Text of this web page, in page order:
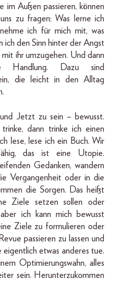
im Außen passieren, können
zu fragen: Was lerne ich
ich für mich mit, was
ich den Sinn hinter der Angst
ihr umzugehen. Und dann
Dazu sind
die leicht in den Alltag
Jetzt zu sein – bewusst.
dann trinke ich einen
lese, lese ich ein Buch. Wir
das ist eine Utopie.
Gedanken, wandern
Vergangenheit oder in die
die Sorgen. Das heißt
Ziele setzen sollen oder
aber ich kann mich bewusst
Ziele zu formulieren oder
passieren zu lassen und
eigentlich etwas anderes tue.
Optimierungswahn, alles
sein. Herunterzukommen